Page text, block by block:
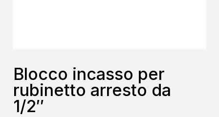
Blocco incasso per
rubinetto arresto da
1/2″